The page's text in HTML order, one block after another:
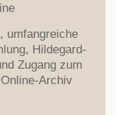
umfangreiche
Hildegard-
Zugang zum
Archiv